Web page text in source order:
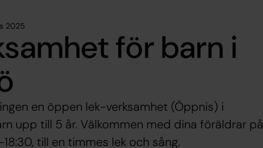
2025
för barn i
en öppen lek-verksamhet (Öppnis) i
upp till 5 år. Välkommen med dina föräldrar på
till en timmes lek och sång.